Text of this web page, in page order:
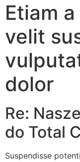
Etiam
velit
dolor
Re:
do Total
Suspendisse